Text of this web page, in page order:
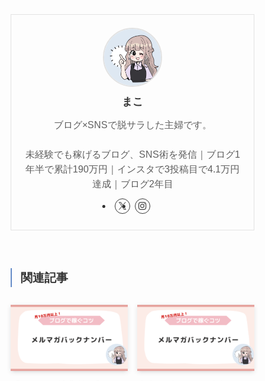
まこ
ブログ×SNSで脱サラした主婦です。
未経験でも稼げるブログ、SNS術を発信｜ブログ1
年半で累計190万円｜インスタで3投稿目で4.1万円
達成｜ブログ2年目
関連記事